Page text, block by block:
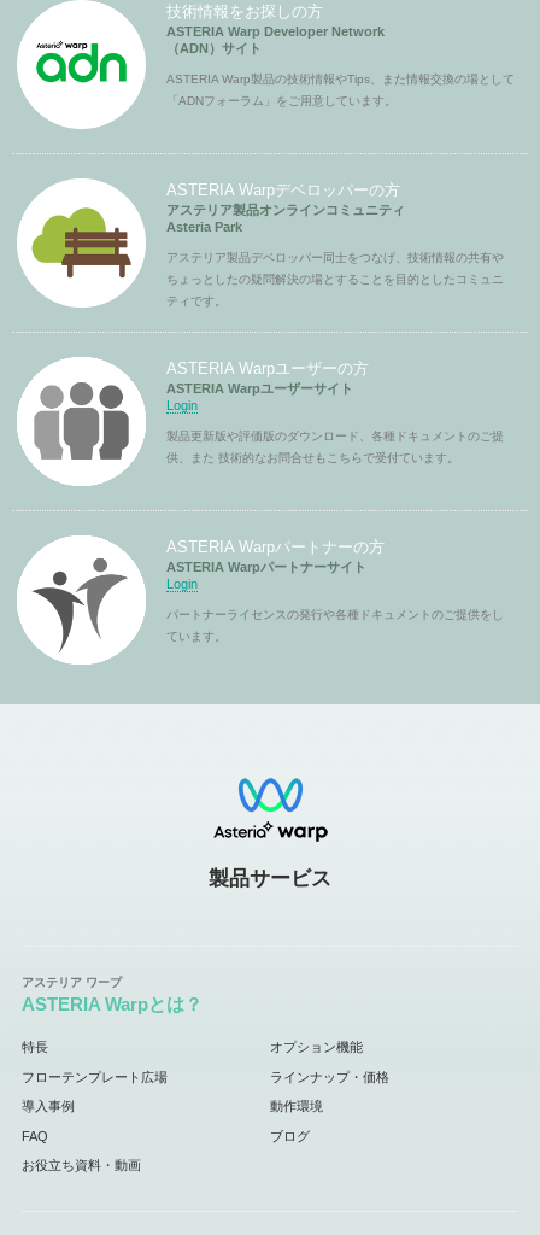
技術情報をお探しの方
ASTERIA Warp Developer Network
（ADN）サイト
ASTERIA Warp製品の技術情報やTips、また情報交換の場として
「ADNフォーラム」をご用意しています。
ASTERIA Warpデベロッパーの方
アステリア製品オンラインコミュニティ
Asteria Park
アステリア製品デベロッパー同士をつなげ、技術情報の共有や
ちょっとしたの疑問解決の場とすることを目的としたコミュニ
ティです。
ASTERIA Warpユーザーの方
ASTERIA Warpユーザーサイト
Login
製品更新版や評価版のダウンロード、各種ドキュメントのご提
供、また 技術的なお問合せもこちらで受付ています。
ASTERIA Warpパートナーの方
ASTERIA Warpパートナーサイト
Login
パートナーライセンスの発行や各種ドキュメントのご提供をし
ています。
製品サービス
ASTERIA Warpとは？
特長 オプション機能
フローテンプレート広場 ラインナップ・価格
導入事例 動作環境
FAQ ブログ
お役立ち資料・動画